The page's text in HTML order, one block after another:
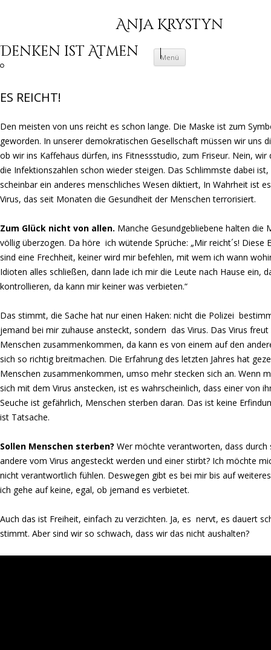
Denken ist Atmen
Anja Krystyn
Menü Zum Inhalt springen
ES REICHT!
Den meisten von uns reicht es schon lange. Die Maske ist zum
geworden. In unserer demokratischen Gesellschaft müssen wir uns
ob wir ins Kaffehaus dürfen, ins Fitnessstudio, zum Friseur. Nein, wir
die Infektionszahlen schon wieder steigen. Das Schlimmste dabei
scheinbar ein anderes menschliches Wesen diktiert, In Wahrheit ist
Virus, das seit Monaten die Gesundheit der Menschen terrorisiert.
Zum Glück nicht von allen. Manche Gesundgebliebene halten die
völlig überzogen. Da höre ich wütende Sprüche: „Mir reicht´s! Diese
sind eine Frechheit, keiner wird mir befehlen, mit wem ich wann
Idioten alles schließen, dann lade ich mir die Leute nach Hause ein,
kontrollieren, da kann mir keiner was verbieten.“
Das stimmt, die Sache hat nur einen Haken: nicht die Polizei
jemand bei mir zuhause ansteckt, sondern das Virus. Das Virus freut
Menschen zusammenkommen, da kann es von einem auf den
sich so richtig breitmachen. Die Erfahrung des letzten Jahres hat
Menschen zusammenkommen, umso mehr stecken sich an. Wenn
sich mit dem Virus anstecken, ist es wahrscheinlich, dass einer von
Seuche ist gefährlich, Menschen sterben daran. Das ist keine
ist Tatsache.
Sollen Menschen sterben? Wer möchte verantworten, dass durch
andere vom Virus angesteckt werden und einer stirbt? Ich möchte
nicht verantwortlich fühlen. Deswegen gibt es bei mir bis auf
ich gehe auf keine, egal, ob jemand es verbietet.
Auch das ist Freiheit, einfach zu verzichten. Ja, es nervt, es dauert
stimmt. Aber sind wir so schwach, dass wir das nicht aushalten?